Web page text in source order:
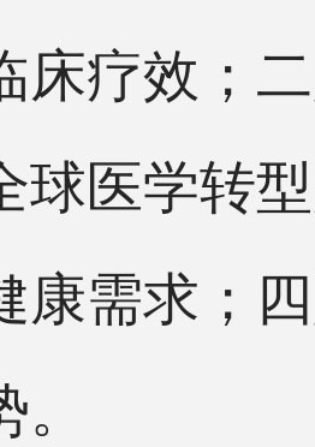
床疗效；
球医学转
康需求；